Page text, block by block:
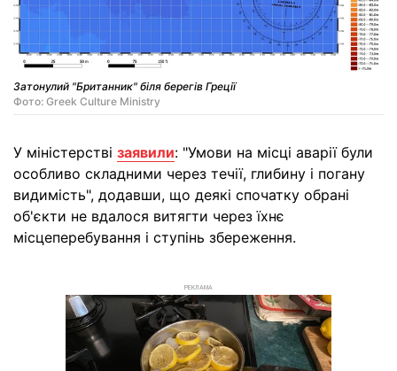
Затонулий "Британник" біля берегів Греції
Фото: Greek Culture Ministry
У міністерстві заявили: "Умови на місці аварії були
особливо складними через течії, глибину і погану
видимість", додавши, що деякі спочатку обрані
об'єкти не вдалося витягти через їхнє
місцеперебування і ступінь збереження.
РЕКЛАМА